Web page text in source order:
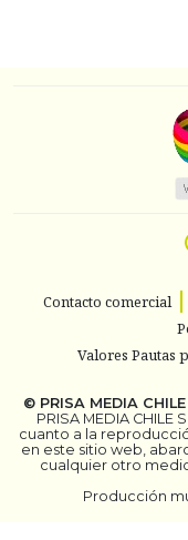
Contacto comercial
Valores Pautas
© PRISA MEDIA
PRISA MEDIA
cuanto a la
en este sitio web,
cualquier otro
Producción